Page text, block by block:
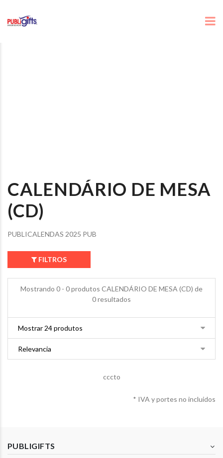
CALENDÁRIO DE MESA
(CD)
PUBLICALENDAS 2025 PUB
FILTROS
Mostrando 0 - 0 produtos CALENDÁRIO DE MESA (CD) de
0 resultados
cccto
* IVA y portes no incluidos
PUBLIGIFTS